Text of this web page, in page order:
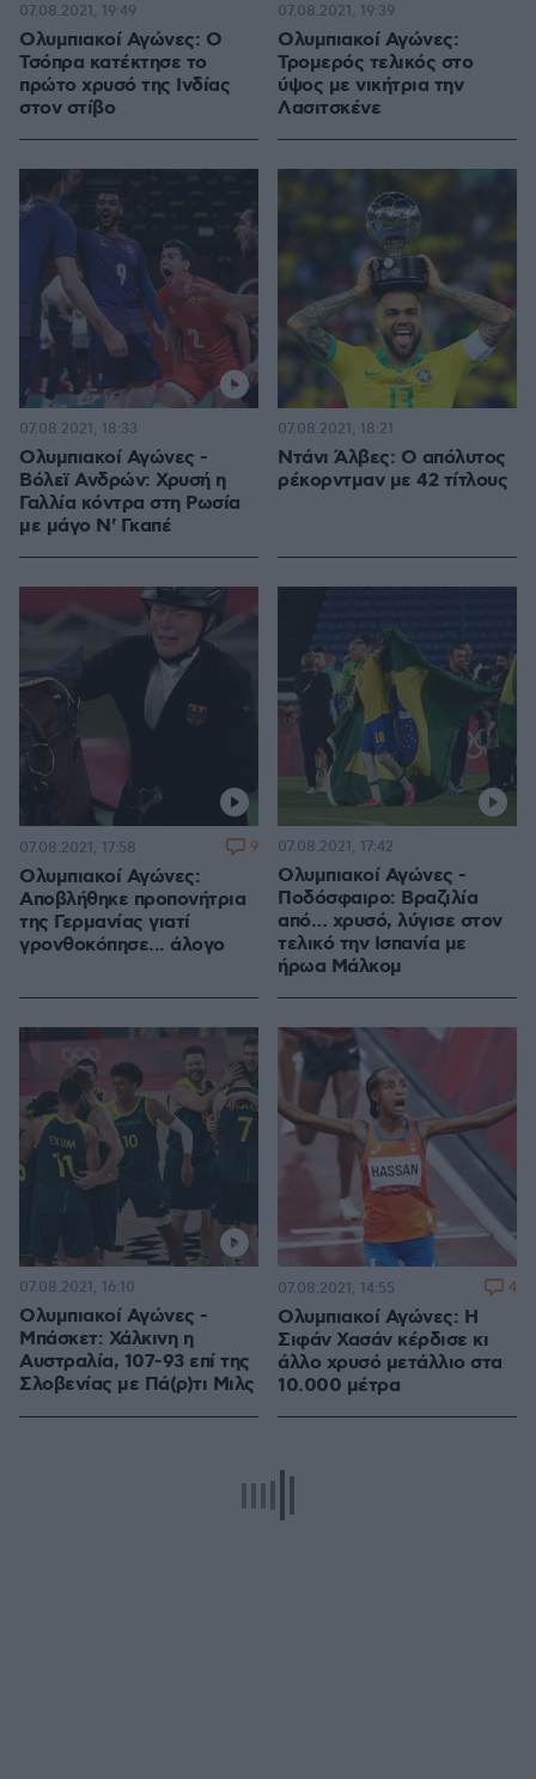
Ολυμπιακοί Αγώνες: Ο
Τσόπρα κατέκτησε το
πρώτο χρυσό της Ινδίας
στον στίβο
07.08.2021, 19:49
Ολυμπιακοί Αγώνες:
Τρομερός τελικός στο
ύψος με νικήτρια την
Λασιτσκένε
07.08.2021, 19:39
Ολυμπιακοί Αγώνες -
Βόλεϊ Ανδρών: Χρυσή η
Γαλλία κόντρα στη Ρωσία
με μάγο Ν' Γκαπέ
07.08.2021, 18:33
Ντάνι Άλβες: Ο απόλυτος
ρέκορντμαν με 42 τίτλους
07.08.2021, 18:21
Ολυμπιακοί Αγώνες:
Αποβλήθηκε προπονήτρια
της Γερμανίας γιατί
γρονθοκόπησε... άλογο
07.08.2021, 17:58 9
Ολυμπιακοί Αγώνες -
Ποδόσφαιρο: Βραζιλία
από… χρυσό, λύγισε στον
τελικό την Ισπανία με
ήρωα Μάλκομ
07.08.2021, 17:42
Ολυμπιακοί Αγώνες -
Μπάσκετ: Χάλκινη η
Αυστραλία, 107-93 επί της
Σλοβενίας με Πά(ρ)τι Μιλς
07.08.2021, 16:10
Ολυμπιακοί Αγώνες: Η
Σιφάν Χασάν κέρδισε κι
άλλο χρυσό μετάλλιο στα
10.000 μέτρα
07.08.2021, 14:55 4